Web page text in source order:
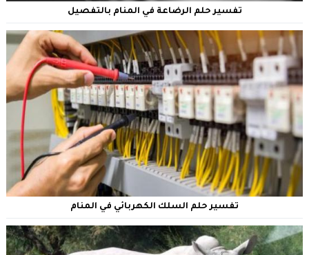
تفسير حلم الرضاعة في المنام بالتفصيل
تفسير حلم السلك الكهربائي في المنام